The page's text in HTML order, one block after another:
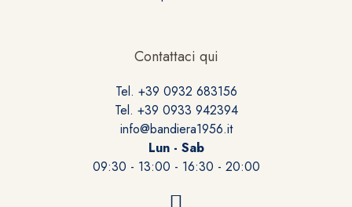
Contattaci qui
Tel. +39 0932 683156
Tel. +39 0933 942394
info@bandiera1956.it
Lun - Sab
09:30 - 13:00 - 16:30 - 20:00